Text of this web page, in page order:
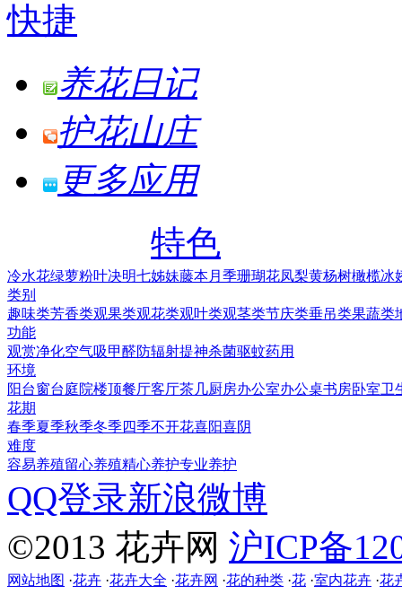
快捷
养花日记
护花山庄
更多应用
特色
冷水花绿萝粉叶决明七姊妹藤本月季珊瑚花凤梨黄杨树橄榄冰
类别
趣味类芳香类观果类观花类观叶类观茎类节庆类垂吊类果蔬类
功能
观赏净化空气吸甲醛防辐射提神杀菌驱蚊药用
环境
阳台窗台庭院楼顶餐厅客厅茶几厨房办公室办公桌书房卧室卫
花期
春季夏季秋季冬季四季不开花喜阳喜阴
难度
容易养殖留心养殖精心养护专业养护
QQ登录新浪微博
©2013 花卉网 沪ICP备
网站地图 ·花卉 ·花卉大全 ·花卉网 ·花的种类 ·花 ·室内花卉 ·花